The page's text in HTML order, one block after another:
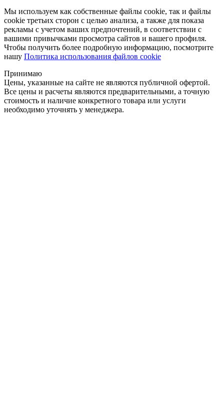
Мы используем как собственные файлы cookie, так и файлы
cookie третьих сторон с целью анализа, а также для показа
рекламы с учетом ваших предпочтений, в соответствии с
вашими привычками просмотра сайтов и вашего профиля.
Чтобы получить более подробную информацию, посмотрите
нашу Политика использования файлов cookie
Принимаю
Цены, указанные на сайте не являются публичной офертой.
Все цены и расчеты являются предварительными, а точную
стоимость и наличие конкретного товара или услуги
необходимо уточнять у менеджера.